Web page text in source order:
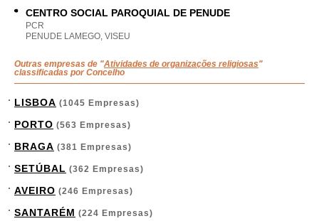
CENTRO SOCIAL PAROQUIAL DE PENUDE
PCR
PENUDE LAMEGO, VISEU
Outras empresas de "Atividades de organizações religiosas"
classificadas por Concelho
LISBOA (1045 Empresas)
PORTO (563 Empresas)
BRAGA (381 Empresas)
SETÚBAL (362 Empresas)
AVEIRO (246 Empresas)
SANTARÉM (224 Empresas)